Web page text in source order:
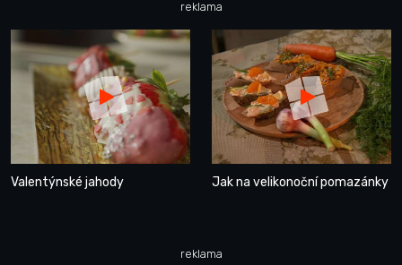
reklama
Valentýnské jahody Jak na velikonoční pomazánky
reklama